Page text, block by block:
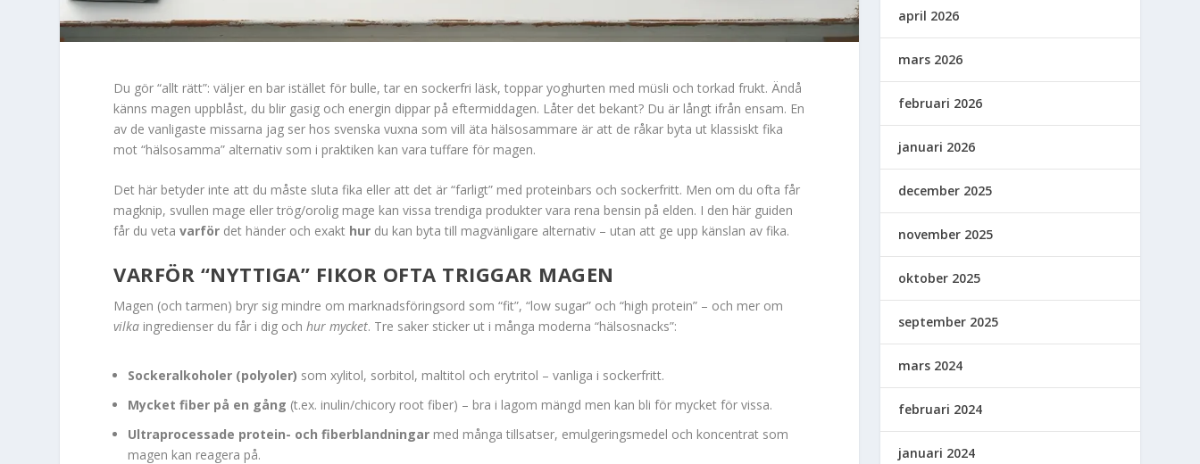
Du gör “allt rätt”: väljer en bar istället för bulle, tar en sockerfri läsk, toppar yoghurten med müsli och torkad frukt. Ändå
känns magen uppblåst, du blir gasig och energin dippar på eftermiddagen. Låter det bekant? Du är långt ifrån ensam. En
av de vanligaste missarna jag ser hos svenska vuxna som vill äta hälsosammare är att de råkar byta ut klassiskt fika
mot “hälsosamma” alternativ som i praktiken kan vara tuffare för magen.
Det här betyder inte att du måste sluta fika eller att det är “farligt” med proteinbars och sockerfritt. Men om du ofta får
magknip, svullen mage eller trög/orolig mage kan vissa trendiga produkter vara rena bensin på elden. I den här guiden
får du vetavarför det händer och exakt hur du kan byta till magvänligare alternativ – utan att ge upp känslan av fika.
VARFÖR “NYTTIGA” FIKOR OFTA TRIGGAR MAGEN
Magen (och tarmen) bryr sig mindre om marknadsföringsord som “fit”, “low sugar” och “high protein” – och mer om
vilka ingredienser du får i dig ochhur mycket. Tre saker sticker ut i många moderna “hälsosnacks”:
Sockeralkoholer (polyoler) som xylitol, sorbitol, maltitol och erytritol – vanliga i sockerfritt.
Mycket fiber på en gång (t.ex. inulin/chicory root fiber) – bra i lagom mängd men kan bli för mycket för vissa.
Ultraprocessade protein- och fiberblandningar med många tillsatser, emulgeringsmedel och koncentrat som
magen kan reagera på.
april 2026
mars 2026
februari 2026
januari 2026
december 2025
november 2025
oktober 2025
september 2025
mars 2024
februari 2024
januari 2024